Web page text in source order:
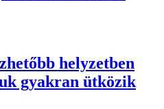
helyzetben
gyakran ütközik